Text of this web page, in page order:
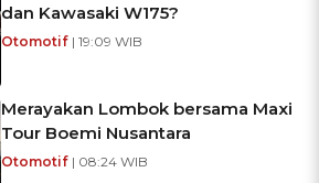
dan Kawasaki W175?
Otomotif | 19:09 WIB
Merayakan Lombok bersama Maxi
Tour Boemi Nusantara
Otomotif | 08:24 WIB